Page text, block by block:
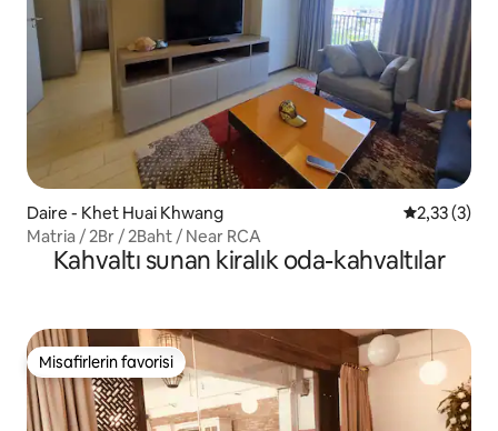
Daire - Khet Huai Khwang 52,33 (3)
Matria / 2Br / 2Baht / Near RCA
Kahvaltı sunan kiralık oda-kahvaltılar
Misafirlerin favorisi
Misafirlerin favorisi